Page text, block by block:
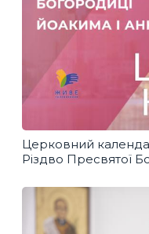
Церковний
Різдво Пресвятої